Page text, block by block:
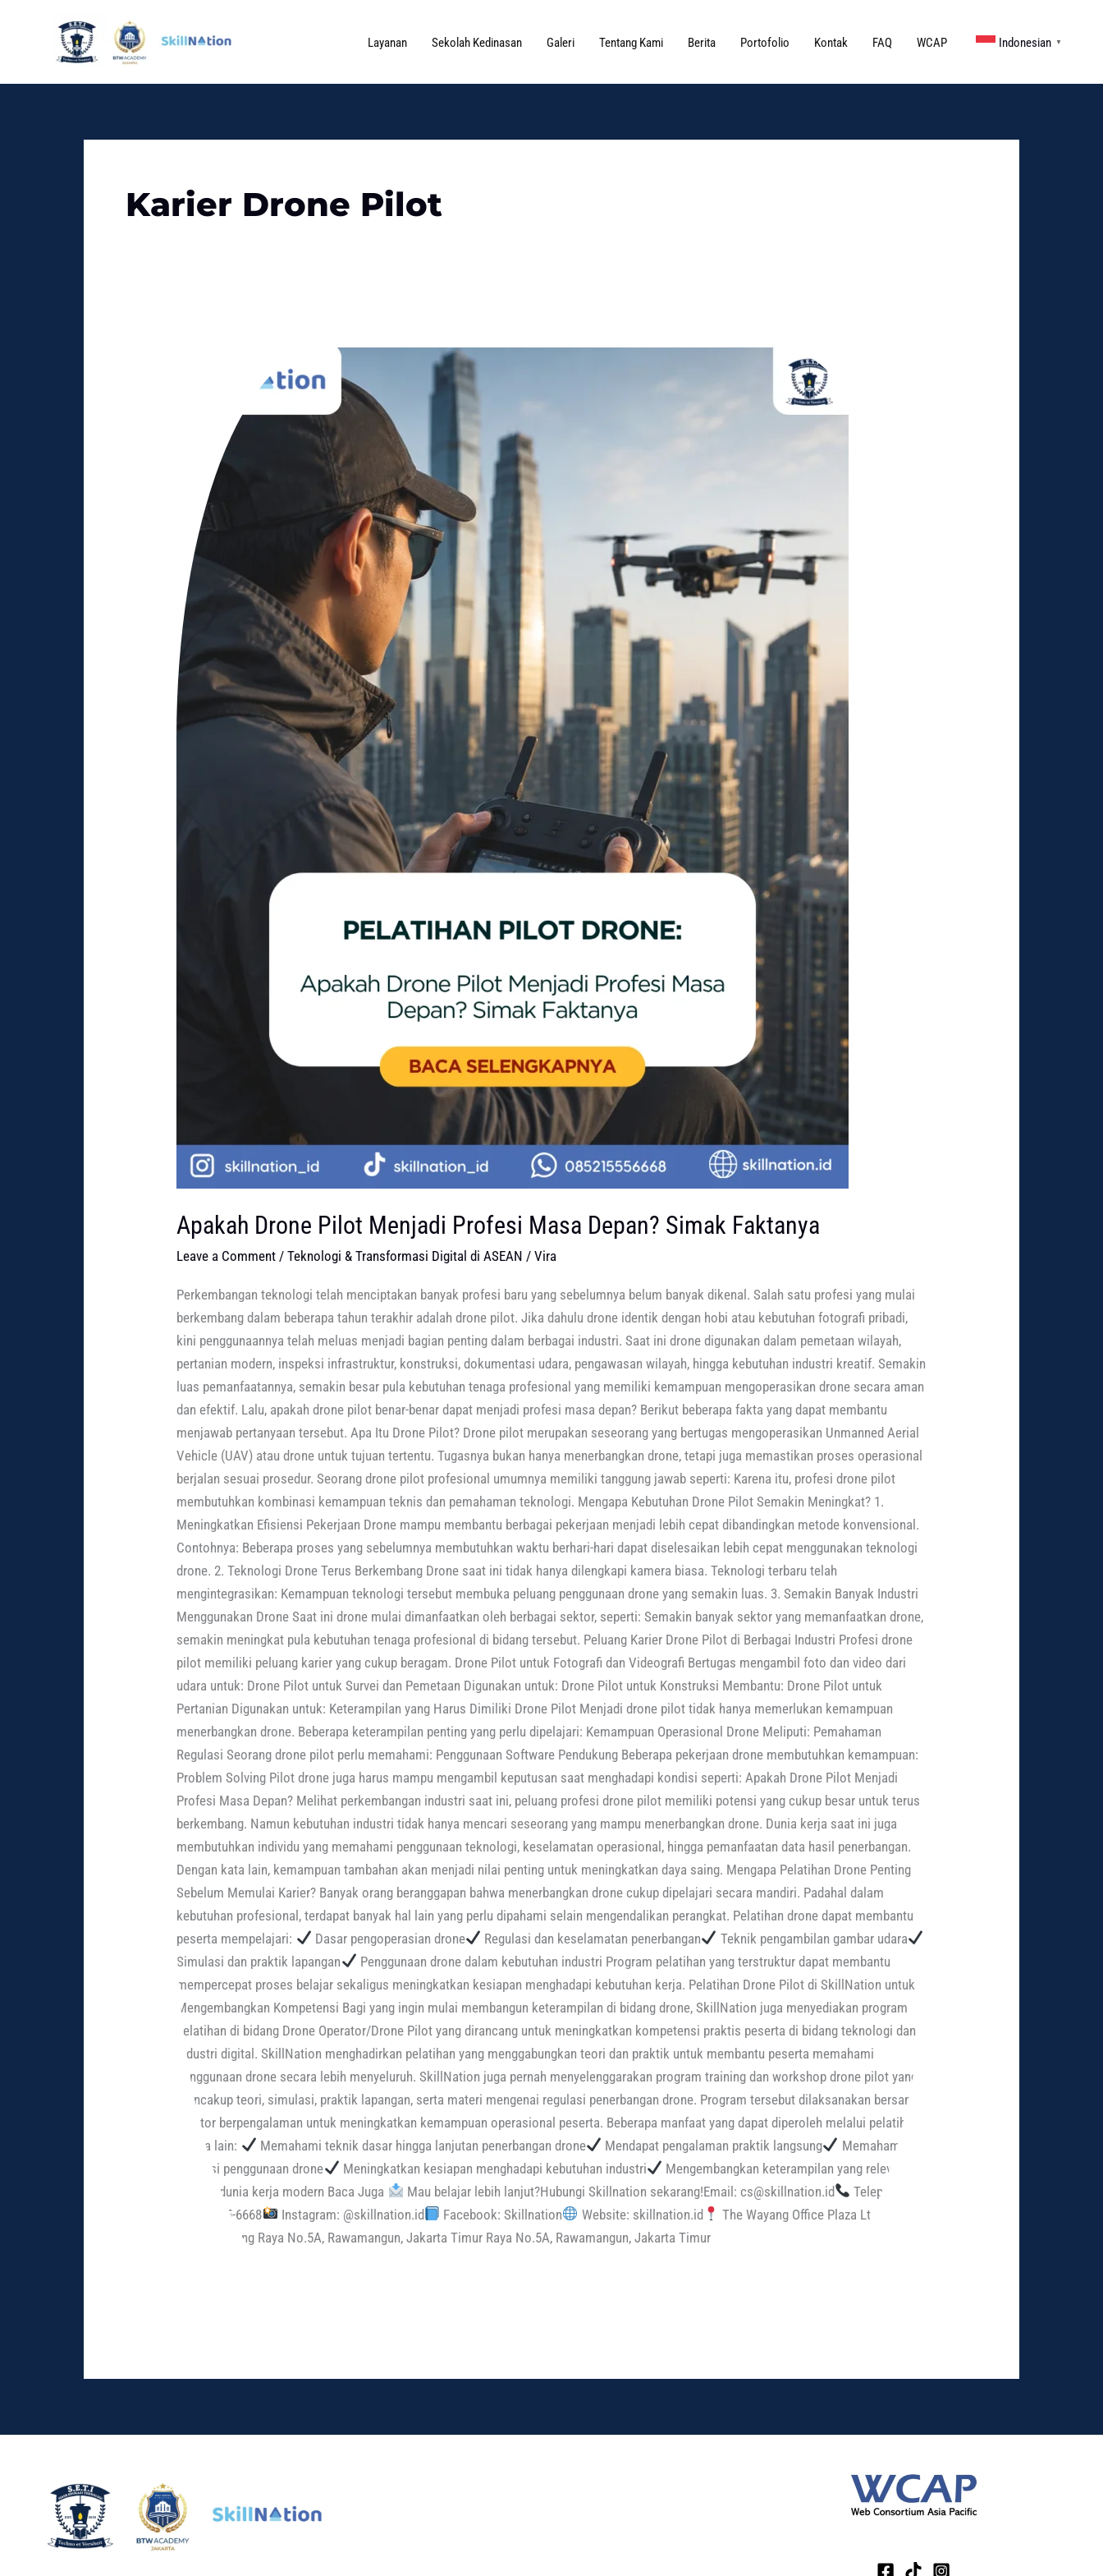
Layanan Sekolah Kedinasan Galeri Tentang Kami Berita Portofolio Kontak FAQ WCAP Indonesian ▼
Karier Drone Pilot
Apakah Drone Pilot Menjadi Profesi Masa Depan? Simak Faktanya
Leave a Comment /Teknologi & Transformasi Digital di ASEAN /Vira
Perkembangan teknologi telah menciptakan banyak profesi baru yang sebelumnya belum banyak dikenal. Salah satu profesi yang mulai
berkembang dalam beberapa tahun terakhir adalah drone pilot. Jika dahulu drone identik dengan hobi atau kebutuhan fotografi pribadi,
kini penggunaannya telah meluas menjadi bagian penting dalam berbagai industri. Saat ini drone digunakan dalam pemetaan wilayah,
pertanian modern, inspeksi infrastruktur, konstruksi, dokumentasi udara, pengawasan wilayah, hingga kebutuhan industri kreatif. Semakin
luas pemanfaatannya, semakin besar pula kebutuhan tenaga profesional yang memiliki kemampuan mengoperasikan drone secara aman
dan efektif. Lalu, apakah drone pilot benar-benar dapat menjadi profesi masa depan? Berikut beberapa fakta yang dapat membantu
menjawab pertanyaan tersebut. Apa Itu Drone Pilot? Drone pilot merupakan seseorang yang bertugas mengoperasikan Unmanned Aerial
Vehicle (UAV) atau drone untuk tujuan tertentu. Tugasnya bukan hanya menerbangkan drone, tetapi juga memastikan proses operasional
berjalan sesuai prosedur. Seorang drone pilot profesional umumnya memiliki tanggung jawab seperti: Karena itu, profesi drone pilot
membutuhkan kombinasi kemampuan teknis dan pemahaman teknologi. Mengapa Kebutuhan Drone Pilot Semakin Meningkat? 1.
Meningkatkan Efisiensi Pekerjaan Drone mampu membantu berbagai pekerjaan menjadi lebih cepat dibandingkan metode konvensional.
Contohnya: Beberapa proses yang sebelumnya membutuhkan waktu berhari-hari dapat diselesaikan lebih cepat menggunakan teknologi
drone. 2. Teknologi Drone Terus Berkembang Drone saat ini tidak hanya dilengkapi kamera biasa. Teknologi terbaru telah
mengintegrasikan: Kemampuan teknologi tersebut membuka peluang penggunaan drone yang semakin luas. 3. Semakin Banyak Industri
Menggunakan Drone Saat ini drone mulai dimanfaatkan oleh berbagai sektor, seperti: Semakin banyak sektor yang memanfaatkan drone,
semakin meningkat pula kebutuhan tenaga profesional di bidang tersebut. Peluang Karier Drone Pilot di Berbagai Industri Profesi drone
pilot memiliki peluang karier yang cukup beragam. Drone Pilot untuk Fotografi dan Videografi Bertugas mengambil foto dan video dari
udara untuk: Drone Pilot untuk Survei dan Pemetaan Digunakan untuk: Drone Pilot untuk Konstruksi Membantu: Drone Pilot untuk
Pertanian Digunakan untuk: Keterampilan yang Harus Dimiliki Drone Pilot Menjadi drone pilot tidak hanya memerlukan kemampuan
menerbangkan drone. Beberapa keterampilan penting yang perlu dipelajari: Kemampuan Operasional Drone Meliputi: Pemahaman
Regulasi Seorang drone pilot perlu memahami: Penggunaan Software Pendukung Beberapa pekerjaan drone membutuhkan kemampuan:
Problem Solving Pilot drone juga harus mampu mengambil keputusan saat menghadapi kondisi seperti: Apakah Drone Pilot Menjadi
Profesi Masa Depan? Melihat perkembangan industri saat ini, peluang profesi drone pilot memiliki potensi yang cukup besar untuk terus
berkembang. Namun kebutuhan industri tidak hanya mencari seseorang yang mampu menerbangkan drone. Dunia kerja saat ini juga
membutuhkan individu yang memahami penggunaan teknologi, keselamatan operasional, hingga pemanfaatan data hasil penerbangan.
Dengan kata lain, kemampuan tambahan akan menjadi nilai penting untuk meningkatkan daya saing. Mengapa Pelatihan Drone Penting
Sebelum Memulai Karier? Banyak orang beranggapan bahwa menerbangkan drone cukup dipelajari secara mandiri. Padahal dalam
kebutuhan profesional, terdapat banyak hal lain yang perlu dipahami selain mengendalikan perangkat. Pelatihan drone dapat membantu
peserta mempelajari:
Dasar pengoperasian drone Regulasi dan keselamatan penerbangan
Teknik pengambilan gambar udara
Simulasi dan praktik lapangan
Penggunaan drone dalam kebutuhan industri Program pelatihan yang terstruktur dapat membantu
mempercepat proses belajar sekaligus meningkatkan kesiapan menghadapi kebutuhan kerja. Pelatihan Drone Pilot di SkillNation untuk
Mengembangkan Kompetensi Bagi yang ingin mulai membangun keterampilan di bidang drone, SkillNation juga menyediakan program
pelatihan di bidang Drone Operator/Drone Pilot yang dirancang untuk meningkatkan kompetensi praktis peserta di bidang teknologi dan
industri digital. SkillNation menghadirkan pelatihan yang menggabungkan teori dan praktik untuk membantu peserta memahami
penggunaan drone secara lebih menyeluruh. SkillNation juga pernah menyelenggarakan program training dan workshop drone pilot yang
mencakup teori, simulasi, praktik lapangan, serta materi mengenai regulasi penerbangan drone. Program tersebut dilaksanakan bersama
mentor berpengalaman untuk meningkatkan kemampuan operasional peserta. Beberapa manfaat yang dapat diperoleh melalui pelatihan
antara lain:
Memahami teknik dasar hingga lanjutan penerbangan drone Mendapat pengalaman praktik langsung
Memahami
regulasi penggunaan drone
Meningkatkan kesiapan menghadapi kebutuhan industri
Mengembangkan keterampilan yang relevan
dengan dunia kerja modern Baca Juga
Mau belajar lebih lanjut?Hubungi Skillnation sekarang!Email: cs@skillnation.id
Telepon:
0852-1555-6668
Instagram: @skillnation.id Facebook: Skillnation Website: skillnation.id
The Wayang Office Plaza Lt.3, Kav. A,
Jl. Kedondong Raya No.5A, Rawamangun, Jakarta Timur Raya No.5A, Rawamangun, Jakarta Timur
Depan?
Simak
Faktanya